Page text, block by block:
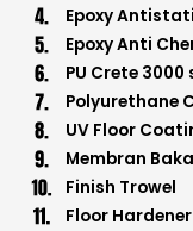
Epoxy
Epoxy Anti
PU Crete
Polyurethane
UV Floor
Membran
Finish Trowel
Floor Hardener